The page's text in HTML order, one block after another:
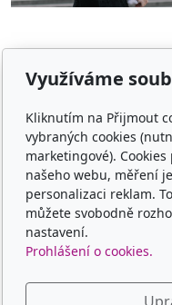
Jaké nosítko vybrat
Obchodní podmínky
Platba, doprava,
Kontakt
Kontaktní formulář
Využíváme
Kliknutím na Přijmout
vybraných cookies
marketingové).
našeho webu, měření
personalizaci reklam.
můžete svobodně
nastavení.
Prohlášení o cookies.